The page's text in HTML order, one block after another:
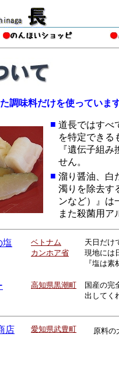
調味料だけを使っていま
■ 道長ではすべ
を特定できる
『遺伝子組
せん。
■ 溜り醤油、白
濁りを除去す
ンなど）』は
また殺菌用ア
塩
ベトナム
カンホア省
天日だけ
現地には
『塩は
高知県黒潮町
国産の完
出してく
店 愛知県武豊町 原料の